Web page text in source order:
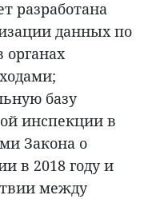
разработана
данных по
органах
базу
инспекции в
Закона о
в 2018 году и
между